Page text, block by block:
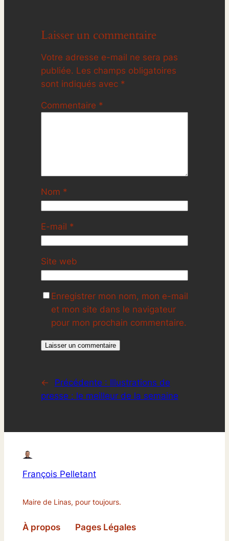
Laisser un commentaire
Votre adresse e-mail ne sera pas
publiée. Les champs obligatoires
sont indiqués avec *
Commentaire *
Nom *
E-mail *
Site web
Enregistrer mon nom, mon e-mail
et mon site dans le navigateur
pour mon prochain commentaire.
← Précédente : Illustrations de
presse : le meilleur de la semaine
François Pelletant
Maire de Linas, pour toujours.
À propos Pages Légales